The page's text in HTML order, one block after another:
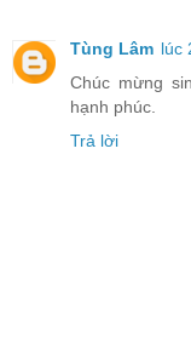
Tùng Lâm lúc
Chúc mừng
hạnh phúc.
Trả lời